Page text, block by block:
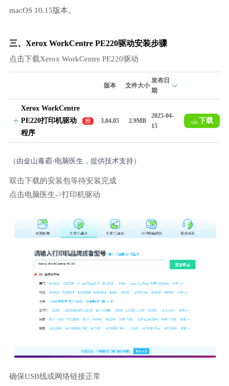
macOS 10.15版本。
三、Xerox WorkCentre PE220驱动安装步骤
点击下载Xerox WorkCentre PE220驱动
版本 文件大小
发布日
期
Xerox WorkCentre
PE220打印机驱动
程序
推
荐
3.04.05 2.9MB
2025-04-
15
下载
（由金山毒霸-电脑医生，提供技术支持）
双击下载的安装包等待安装完成
点击电脑医生->打印机驱动
确保USB线或网络链接正常